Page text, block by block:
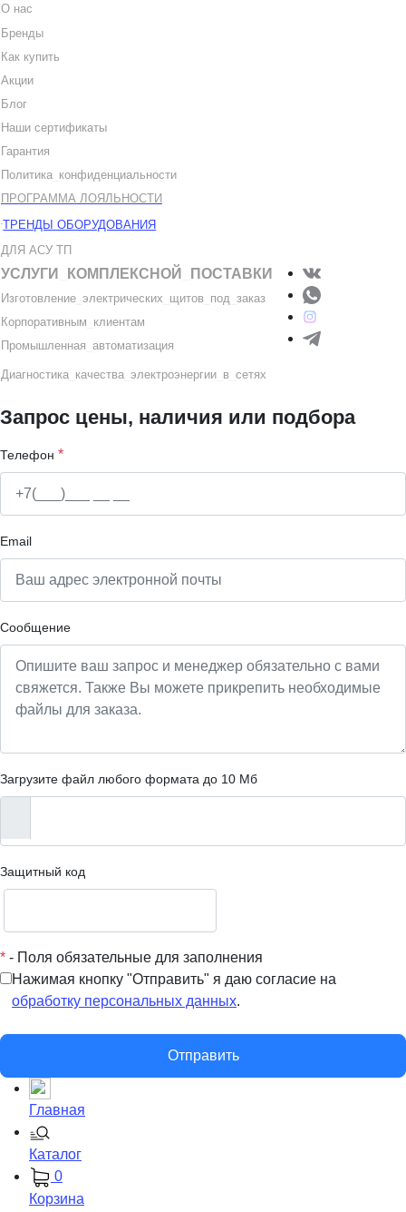
О нас
Бренды
Как купить
Акции
Блог
Наши сертификаты
Гарантия
Политика конфиденциальности
ПРОГРАММА ЛОЯЛЬНОСТИ
ТРЕНДЫ ОБОРУДОВАНИЯ
ДЛЯ АСУ ТП
УСЛУГИ КОМПЛЕКСНОЙ ПОСТАВКИ
Изготовление электрических щитов под заказ
Корпоративным клиентам
Промышленная автоматизация
Диагностика качества электроэнергии в сетях
Запрос цены, наличия или подбора
Телефон *
Email
Сообщение
Загрузите файл любого формата до 10 Мб
Защитный код
* - Поля обязательные для заполнения
Нажимая кнопку "Отправить" я даю согласие на
обработку персональных данных.
Отправить
Главная
Каталог
0
Корзина